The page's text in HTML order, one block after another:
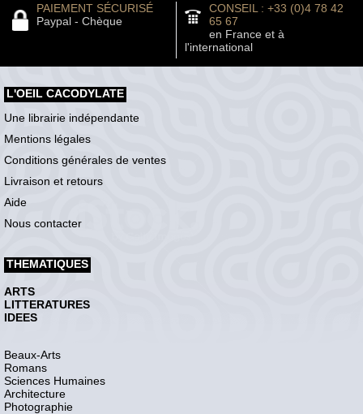
PAIEMENT SÉCURISÉ
Paypal - Chèque
CONSEIL : +33 (0)4 78 42
65 67
en France et à
l'international
L'OEIL CACODYLATE
Une librairie indépendante
Mentions légales
Conditions générales de ventes
Livraison et retours
Aide
Nous contacter
THEMATIQUES
ARTS
LITTERATURES
IDEES
Beaux-Arts
Romans
Sciences Humaines
Architecture
Photographie